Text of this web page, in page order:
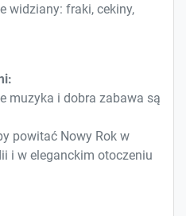
widziany: fraki, cekiny,
muzyka i dobra zabawa są
powitać Nowy Rok w
i w eleganckim otoczeniu